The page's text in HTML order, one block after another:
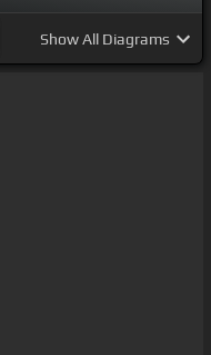
ShowAll Diagrams